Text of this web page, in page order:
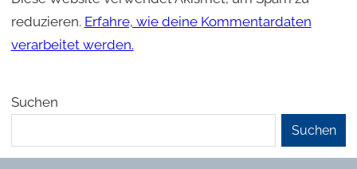
reduzieren. Erfahre, wie deine Kommentardaten
verarbeitet werden.
Suchen
Suchen